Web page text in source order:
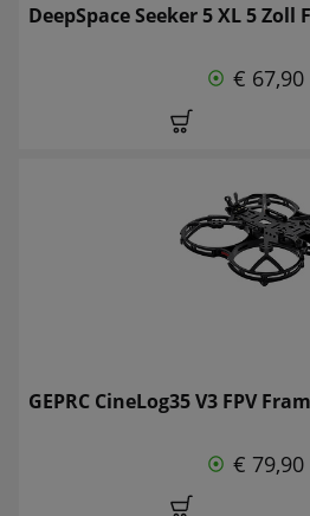
DeepSpace Seeker 5 XL 5 Zoll
€
GEPRC CineLog35 V3 FPV
€